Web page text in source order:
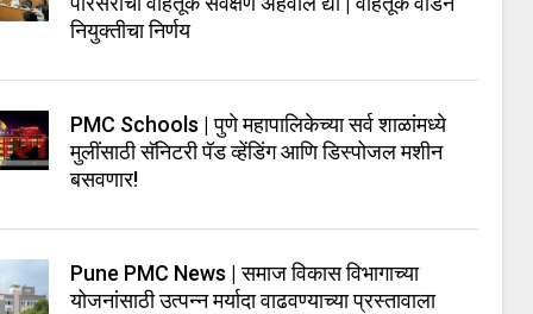
नियुक्तीचा निर्णय
PMC Schools | पुणे महापालिकेच्या सर्व शाळांमध्ये
मुलींसाठी सॅनिटरी पॅड व्हेंडिंग आणि डिस्पोजल मशीन
बसवणार!
Pune PMC News | समाज विकास विभागाच्या
योजनांसाठी उत्पन्न मर्यादा वाढवण्याच्या प्रस्तावाला